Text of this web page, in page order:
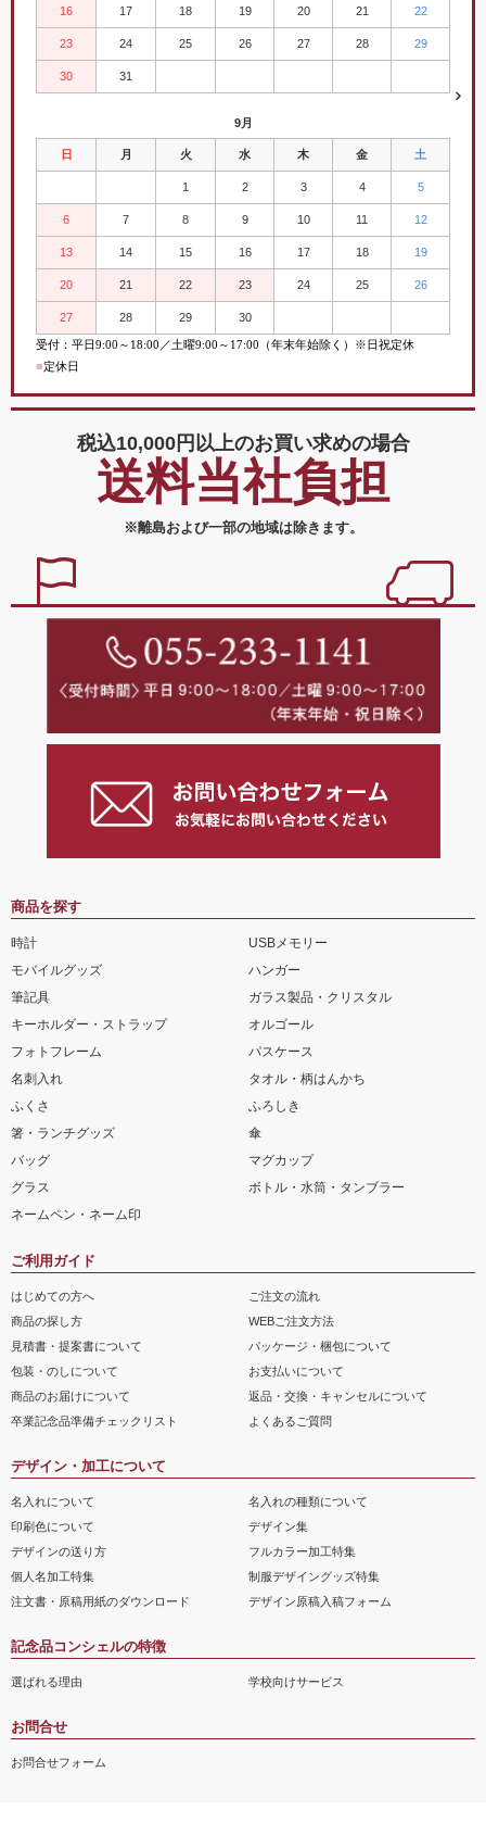
16 17 18 19 20 21 22
23 24 25 26 27 28 29
30 31
9月
日 月 火 水 木 金 土
1 2 3 4 5
6 7 8 9 10 11 12
13 14 15 16 17 18 19
20 21 22 23 24 25 26
27 28 29 30
受付：平日9:00 ～ 18:00／土曜9:00 ～ 17:00（年末年始除く）※日祝定休
■定休日
税込10,000円以上のお買い求めの場合
送料当社負担
※離島および一部の地域は除きます。
商品を探す
時計
USBメモリー
モバイルグッズ
ハンガー
筆記具
ガラス製品・クリスタル
キーホルダー・ストラップ
オルゴール
フォトフレーム
パスケース
名刺入れ
タオル・柄はんかち
ふくさ
ふろしき
箸・ランチグッズ
傘
バッグ
マグカップ
グラス
ボトル・水筒・タンブラー
ネームペン・ネーム印
ご利用ガイド
はじめての方へ
ご注文の流れ
商品の探し方
WEBご注文方法
見積書・提案書について
パッケージ・梱包について
包装・のしについて
お支払いについて
商品のお届けについて
返品・交換・キャンセルについて
卒業記念品準備チェックリスト
よくあるご質問
デザイン・加工について
名入れについて
名入れの種類について
印刷色について
デザイン集
デザインの送り方
フルカラー加工特集
個人名加工特集
制服デザイングッズ特集
注文書・原稿用紙のダウンロード
デザイン原稿入稿フォーム
記念品コンシェルの特徴
選ばれる理由 学校向けサービス
お問合せ
お問合せフォーム